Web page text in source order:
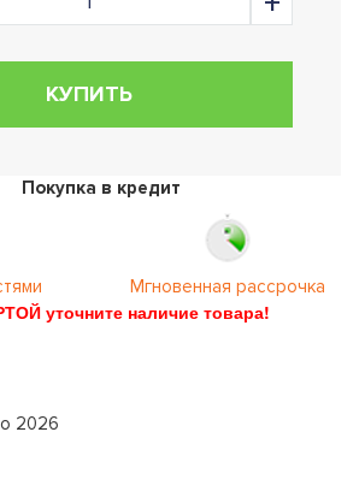
КУПИТЬ
Покупка в кредит
Мгновенная рассрочка
уточните наличие товара!
2026